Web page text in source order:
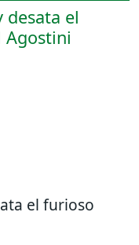
el furioso